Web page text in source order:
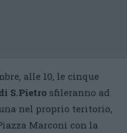
alle 10, le cinque
S.Pietro sfileranno ad
nel proprio teritorio,
Marconi con la